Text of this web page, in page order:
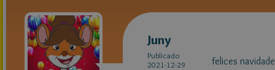
Juny
Publicado
2021-12-29
felices